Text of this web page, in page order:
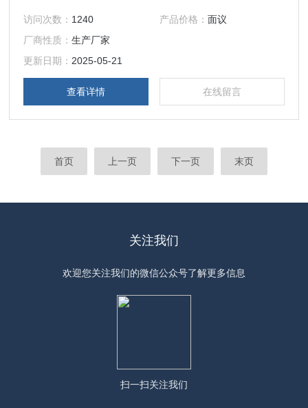
访问次数： 1240 产品价格： 面议
厂商性质：生产厂家
更新日期： 2025-05-21
查看详情 在线留言
首页 上一页 下一页 末页
关注我们
欢迎您关注我们的微信公众号了解更多信息
扫一扫关注我们